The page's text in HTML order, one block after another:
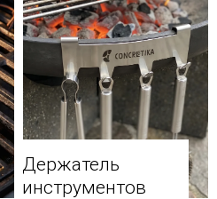
Держатель
инструментов